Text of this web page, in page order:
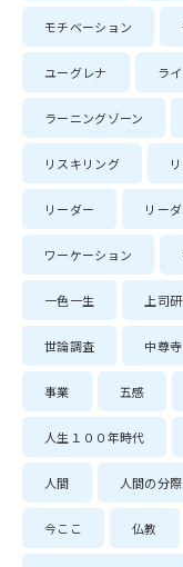
モチベーション
ユーグレナ ラ
ラーニングゾーン
リスキリング
リーダー リー
ワーケーション
一色一生 上司
世論調査 中尊寺
事業 五感
人生１００年時代
人間 人間の分際
今ここ 仏教